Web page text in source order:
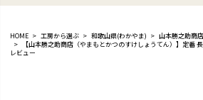
HOME 工房から選ぶ 和歌山県(わかやま)
山本勝之助商店
【山本勝之助商店（やまもとかつのすけしょうてん）】定番
レビュー